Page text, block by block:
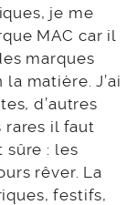
je me
MAC car il
marques
matière. J’ai
d’autres
rares il faut
sûre : les
rêver. La
festifs,